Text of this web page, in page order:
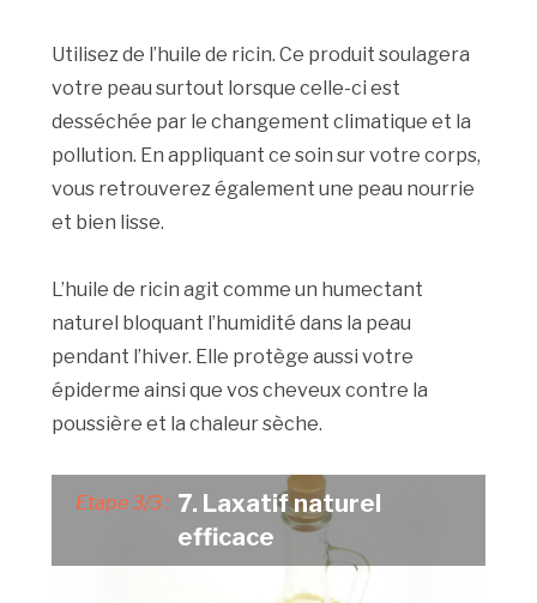
Utilisez de l’huile de ricin. Ce produit soulagera
votre peau surtout lorsque celle-ci est
desséchée par le changement climatique et la
pollution. En appliquant ce soin sur votre corps,
vous retrouverez également une peau nourrie
et bien lisse.
L’huile de ricin agit comme un humectant
naturel bloquant l’humidité dans la peau
pendant l’hiver. Elle protège aussi votre
épiderme ainsi que vos cheveux contre la
poussière et la chaleur sèche.
Etape 3/3 : 7. Laxatif naturel
efficace